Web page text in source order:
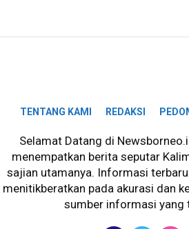
TENTANG KAMI REDAKSI
Selamat Datang di
menempatkan berita seputar
sajian utamanya. Informasi
menitikberatkan pada akurasi dan
sumber informasi yang